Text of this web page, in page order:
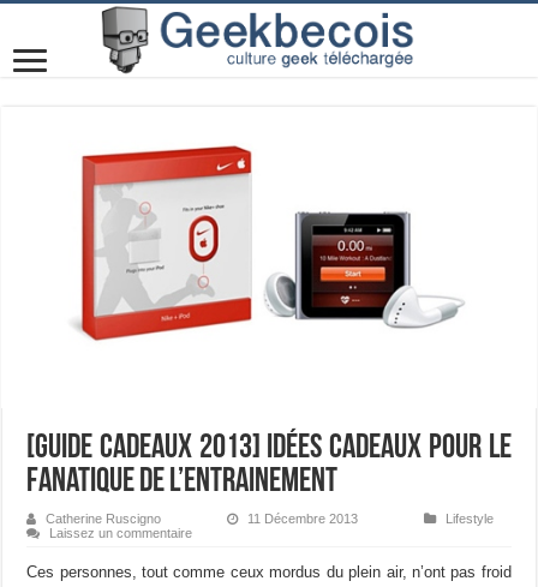
[Guide cadeaux 2013] Idées cadeaux pour le
fanatique de l’entrainement
Catherine Ruscigno 11 Décembre 2013
Lifestyle
Laissez un commentaire
Ces personnes, tout comme ceux mordus du plein air, n’ont pas froid